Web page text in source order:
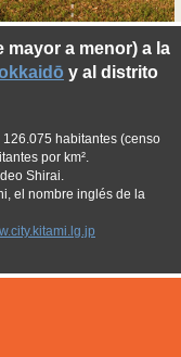
mayor a menor) a la
y al distrito
habitantes (censo
por km².
Shirai.
el nombre inglés de la